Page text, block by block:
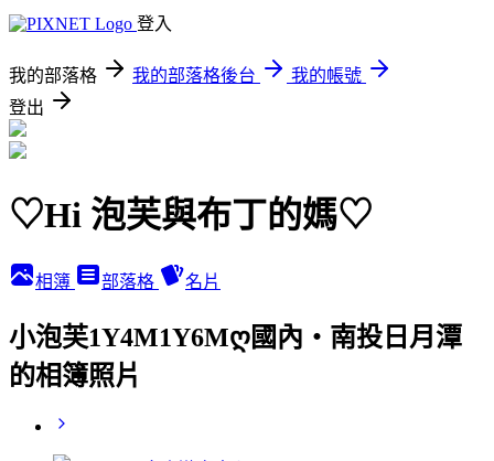
登入
我的部落格 我的部落格後台
我的帳號
登出
♡Hi 泡芙與布丁的媽♡
相簿 部落格 名片
小泡芙1Y4M1Y6Mღ國內‧南投日月潭
的相簿照片